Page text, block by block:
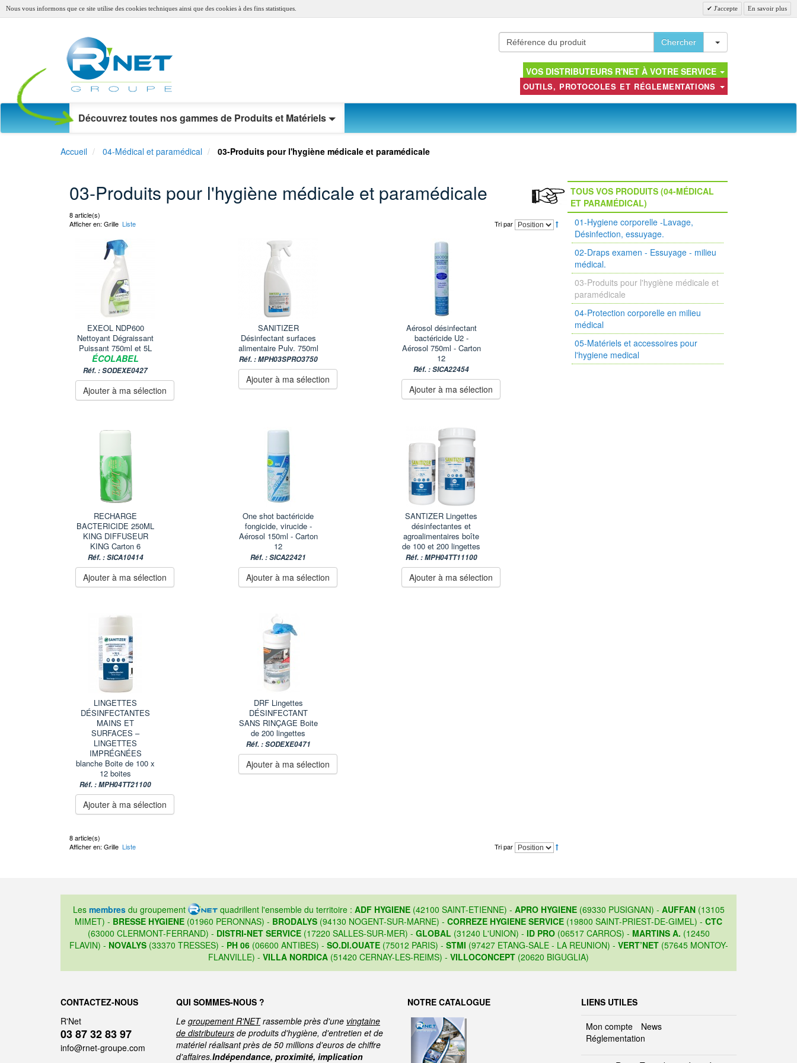
Nous vous informons que ce site utilise des cookies techniques ainsi que des cookies à des fins statistiques. J'accepte En savoir plus
Chercher Toggle Dropdown
VOS DISTRIBUTEURS R'NET À VOTRE SERVICE
OUTILS, PROTOCOLES ET RÉGLEMENTATIONS
Découvrez toutes nos gammes de Produits et Matériels
Accueil 04-Médical et paramédical 03-Produits pour l'hygiène médicale et paramédicale
03-Produits pour l'hygiène médicale et paramédicale
8 article(s)
Afficher en: Grille Liste Tri par
EXEOL NDP600
Nettoyant Dégraissant
Puissant 750ml et 5L
ÉCOLABEL
Réf. : SODEXE0427
Ajouter à ma sélection
SANITIZER
Désinfectant surfaces
alimentaire Pulv. 750ml
Réf. : MPH03SPRO3750
Ajouter à ma sélection
Aérosol désinfectant
bactéricide U2 -
Aérosol 750ml - Carton
12
Réf. : SICA22454
Ajouter à ma sélection
RECHARGE
BACTERICIDE 250ML
KING DIFFUSEUR
KING Carton 6
Réf. : SICA10414
Ajouter à ma sélection
One shot bactéricide
fongicide, virucide -
Aérosol 150ml - Carton
12
Réf. : SICA22421
Ajouter à ma sélection
SANTIZER Lingettes
désinfectantes et
agroalimentaires boîte
de 100 et 200 lingettes
Réf. : MPH04TT11100
Ajouter à ma sélection
LINGETTES
DÉSINFECTANTES
MAINS ET
SURFACES –
LINGETTES
IMPRÉGNÉES
blanche Boite de 100 x
12 boites
Réf. : MPH04TT21100
Ajouter à ma sélection
DRF Lingettes
DÉSINFECTANT
SANS RINÇAGE Boite
de 200 lingettes
Réf. : SODEXE0471
Ajouter à ma sélection
8 article(s)
Afficher en: Grille Liste Tri par
TOUS VOS PRODUITS (04-MÉDICAL
ET PARAMÉDICAL)
01-Hygiene corporelle -Lavage,
Désinfection, essuyage.
02-Draps examen - Essuyage - milieu
médical.
03-Produits pour l'hygiène médicale et
paramédicale
04-Protection corporelle en milieu
médical
05-Matériels et accessoires pour
l'hygiene medical
Les membresdu groupement quadrillent l'ensemble du territoire : ADF HYGIENE(42100 SAINT-ETIENNE) - APRO HYGIENE(69330 PUSIGNAN) - AUFFAN(13105
MIMET) - BRESSE HYGIENE (01960 PERONNAS) - BRODALYS (94130 NOGENT-SUR-MARNE) - CORREZE HYGIENE SERVICE (19800 SAINT-PRIEST-DE-GIMEL) - CTC
(63000 CLERMONT-FERRAND) - DISTRI-NET SERVICE(17220 SALLES-SUR-MER) - GLOBAL (31240 L'UNION) - ID PRO(06517 CARROS) - MARTINS A. (12450
FLAVIN) - NOVALYS(33370 TRESSES) - PH 06(06600 ANTIBES) - SO.DI.OUATE(75012 PARIS) - STMI (97427 ETANG-SALE - LA REUNION) - VERT’NET(57645 MONTOY-
FLANVILLE) - VILLA NORDICA (51420 CERNAY-LES-REIMS) - VILLOCONCEPT (20620 BIGUGLIA)
CONTACTEZ-NOUS
R'Net
03 87 32 83 97
info@rnet-groupe.com
QUI SOMMES-NOUS ?
Le groupement R'NETrassemble près d'une vingtaine
de distributeurs de produits d'hygiène, d'entretien et de
matériel réalisant près de 50 millions d'euros de chiffre
d'affaires.Indépendance, proximité, implication
NOTRE CATALOGUE LIENS UTILES
Mon compte
News
Réglementation